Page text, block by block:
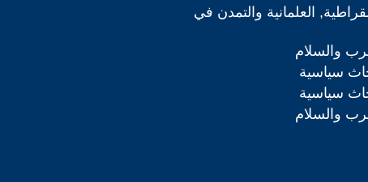
العلمانية والتمدن في
والسلام
سياسية
سياسية
والسلام